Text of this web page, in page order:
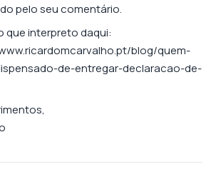
pelo seu comentário.
que interpreto daqui:
blog/quem-
de-entregar-declaracao-de-